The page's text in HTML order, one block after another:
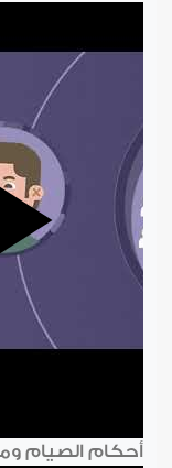
أحكام الصيام